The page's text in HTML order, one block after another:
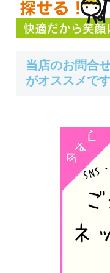
当店のお問合
がオススメです